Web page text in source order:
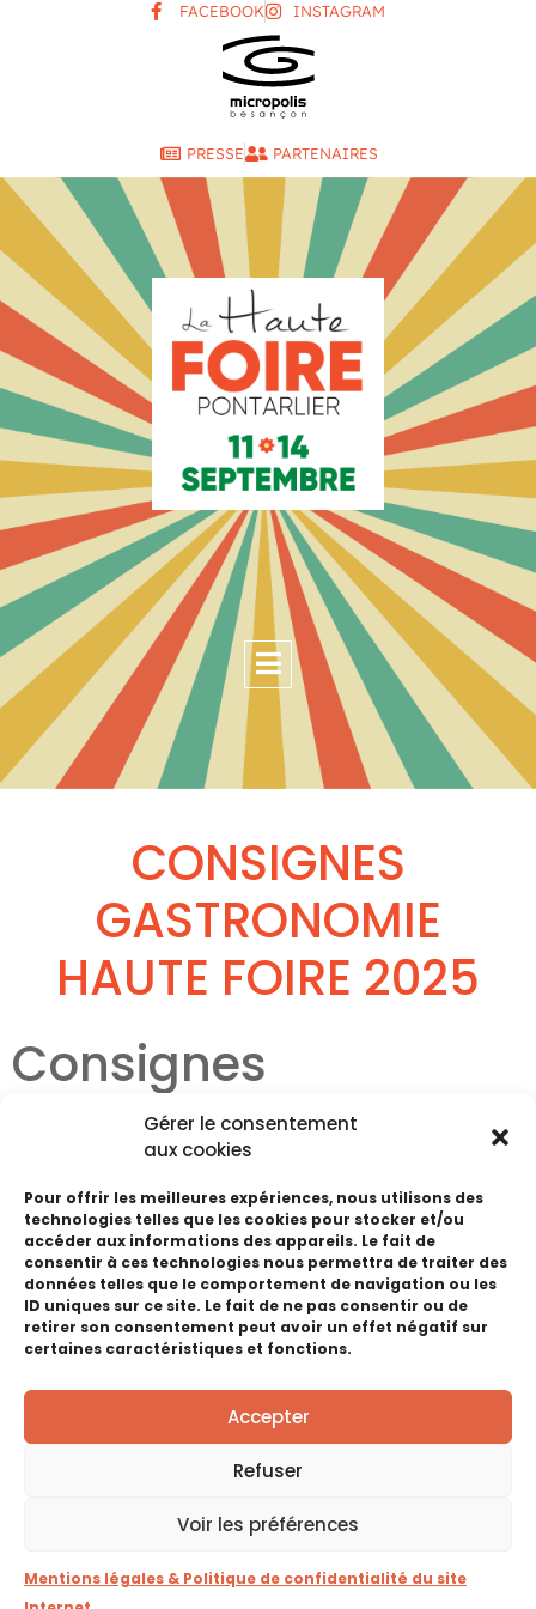
Gérer le consentement
aux cookies
Pour offrir les meilleures expériences, nous utilisons des
technologies telles que les cookies pour stocker et/ou
accéder aux informations des appareils. Le fait de
consentir à ces technologies nous permettra de traiter des
données telles que le comportement de navigation ou les
ID uniques sur ce site. Le fait de ne pas consentir ou de
retirer son consentement peut avoir un effet négatif sur
certaines caractéristiques et fonctions.
Accepter
Refuser
Voir les préférences
Mentions légales & Politique de confidentialité du site
FACEBOOK INSTAGRAM
PRESSE PARTENAIRES
CONSIGNES
GASTRONOMIE
HAUTE FOIRE 2025
Consignes
Gastronomie Haute
Foire 2025
Haute Foire de Pontarlier
RETOUR EN IMAGES
Voir les éditions précédentes